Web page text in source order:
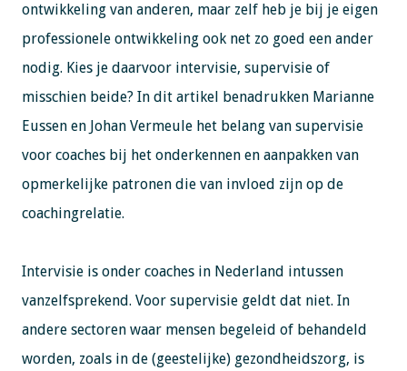
ontwikkeling van anderen, maar zelf heb je bij je eigen
professionele ontwikkeling ook net zo goed een ander
nodig. Kies je daarvoor intervisie, supervisie of
misschien beide? In dit artikel benadrukken Marianne
Eussen en Johan Vermeule het belang van supervisie
voor coaches bij het onderkennen en aanpakken van
opmerkelijke patronen die van invloed zijn op de
coachingrelatie.
Intervisie is onder coaches in Nederland intussen
vanzelfsprekend. Voor supervisie geldt dat niet. In
andere sectoren waar mensen begeleid of behandeld
worden, zoals in de (geestelijke) gezondheidszorg, is